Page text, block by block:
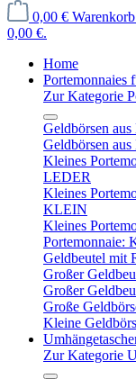
0,00 €
0,00 €.
Home
Portemonnaies
Zur Kategorie
Geldbörsen
Geldbörsen
Kleines
LEDER
Kleines
KLEIN
Kleines
Portemonnaie:
Geldbeutel
Großer
Großer
Große
Kleine
Zur Kategorie